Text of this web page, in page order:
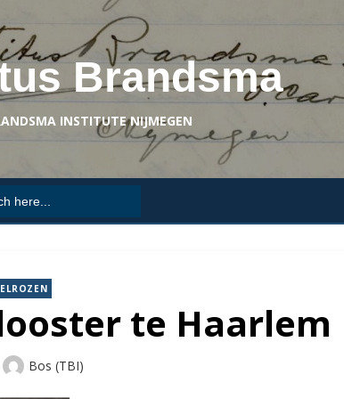
Brandsma
INSTITUTE NIJMEGEN
te Haarlem
Author
Bos (TBI)